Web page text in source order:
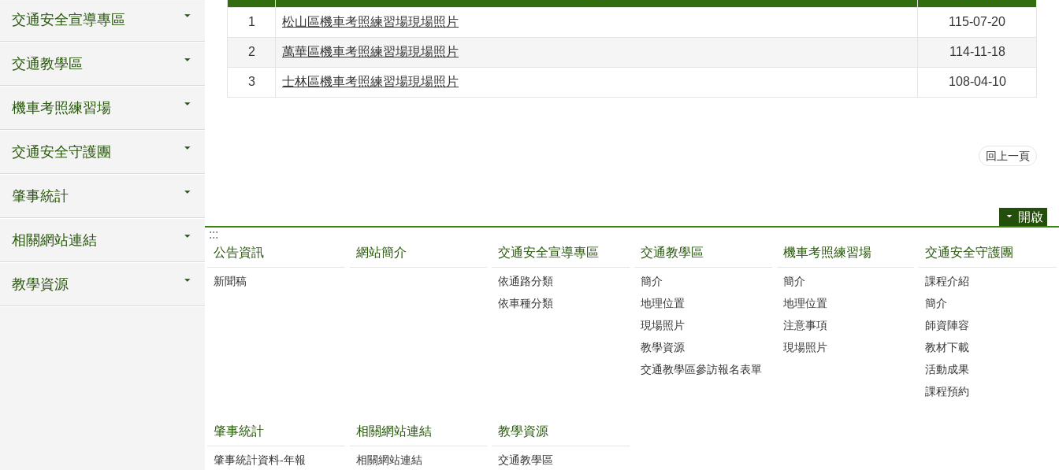
交通安全宣導專區
交通教學區
機車考照練習場
交通安全守護團
肇事統計
相關網站連結
教學資源
1 松山區機車考照練習場現場照片 115-07-20
2 萬華區機車考照練習場現場照片 114-11-18
3 士林區機車考照練習場現場照片 108-04-10
回上一頁
開啟
:::
公告資訊
新聞稿
網站簡介 交通安全宣導專區
依通路分類
依車種分類
交通教學區
簡介
地理位置
現場照片
教學資源
交通教學區參訪報名表單
機車考照練習場
簡介
地理位置
注意事項
現場照片
交通安全守護團
課程介紹
簡介
師資陣容
教材下載
活動成果
課程預約
肇事統計
肇事統計資料-年報
相關網站連結
相關網站連結
教學資源
交通教學區